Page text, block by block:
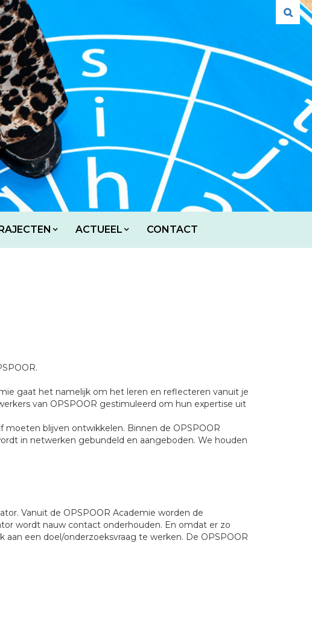
ACTUEEL CONTACT
gaat het namelijk om het leren en reflecteren vanuit je
van OPSPOOR gestimuleerd om hun expertise uit
blijven ontwikkelen. Binnen de OPSPOOR
in netwerken gebundeld en aangeboden. We houden
Vanuit de OPSPOOR Academie worden de
wordt nauw contact onderhouden. En omdat er zo
een doel/onderzoeksvraag te werken. De OPSPOOR